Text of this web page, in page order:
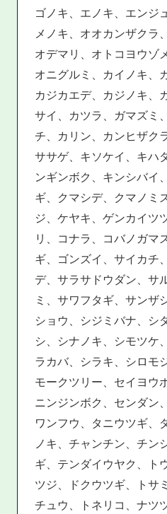
ゴノキ、エノキ、エンジ
メノキ、オオカンザクラ
オデマリ、オトコヨウゾ
オニグルミ、カイノキ、
カジカエデ、カジノキ、
サイ、カツラ、ガマズミ
チ、カリン、カンヒザク
ササゲ、キソケイ、キハ
ンギンボク、キンシバイ
ギ、クマシデ、クマノミ
ジ、ケヤキ、ゲンカイツ
リ、コナラ、コバノガマ
ギ、ゴンズイ、サイカチ
デ、サラサドウダン、サ
ミ、サワフタギ、サンザ
ショウ、シジミバナ、シ
シ、シナノキ、シモツケ
ラカバ、シラキ、シロモ
モークツリー、セイヨウ
ニンジンボク、センダン
ワンフウ、タニウツギ、
ノキ、チャンチン、チン
ギ、テンダイウヤク、ト
ツジ、ドクウツギ、トサ
チュウ、トネリコ、ナツ